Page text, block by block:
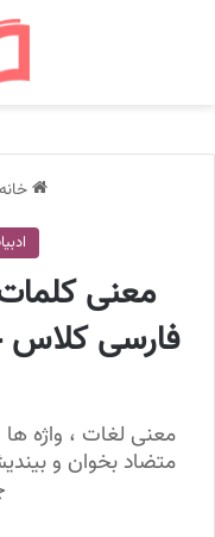
خانه
معنی
فارسی کلاس
معنی لغات ، واژه
متضاد بخوان و